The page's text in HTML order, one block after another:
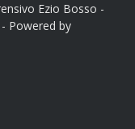
Ezio Bosso -
Powered by